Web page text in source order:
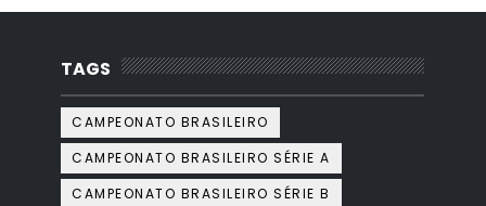
TAGS
CAMPEONATO BRASILEIRO
CAMPEONATO BRASILEIRO SÉRIE A
CAMPEONATO BRASILEIRO SÉRIE B